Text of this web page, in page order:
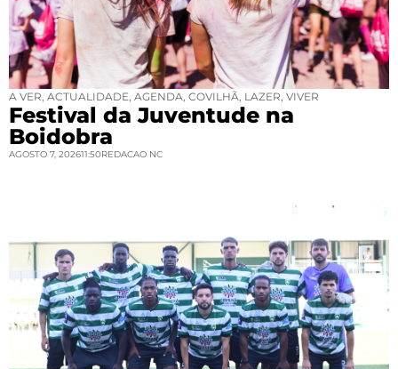
A VER, ACTUALIDADE, AGENDA, COVILHÃ, LAZER, VIVER
Festival da Juventude na
Boidobra
AGOSTO 7, 202611:50REDACAO NC